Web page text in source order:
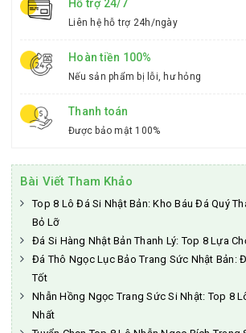
Hỗ trợ 24/7
Liên hệ hỗ trợ 24h/ngày
Hoàn tiền 100%
Nếu sản phẩm bị lỗi, hư hỏng
Thanh toán
Được bảo mật 100%
Bài Viết Tham Khảo
Top 8 Lô Đá Si Nhật Bản: Kho Báu Đá Quý
Bỏ Lỡ
Đá Si Hàng Nhật Bản Thanh Lý: Top 8 Lựa
Đá Thô Ngọc Lục Bảo Trang Sức Nhật Bản:
Tốt
Nhẫn Hồng Ngọc Trang Sức Si Nhật: Top 8
Nhất